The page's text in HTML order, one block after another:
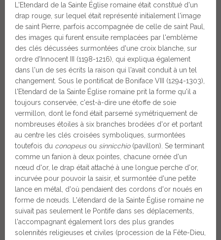
L'Etendard de la Sainte Église romaine était constitué d'un
drap rouge, sur lequel était représenté initialement l'image
de saint Pierre, parfois accompagnée de celle de saint Paul,
des images qui furent ensuite remplacées par l'emblème
des clés décussées surmontées d'une croix blanche, sur
ordre d'Innocent III (1198-1216), qui expliqua également
dans l'un de ses écrits la raison qui l'avait conduit à un tel
changement. Sous le pontificat de Boniface VIII (1294-1303),
l'Etendard de la Sainte Église romaine prit la forme qu'il a
toujours conservée, c'est-à-dire une étoffe de soie
vermillon, dont le fond était parsemé symétriquement de
nombreuses étoiles à six branches brodées d'or et portant
au centre les clés croisées symboliques, surmontées
toutefois du conopeusou sinnicchio(pavillon). Se terminant
comme un fanion à deux pointes, chacune ornée d'un
nœud d'or, le drap était attaché à une longue perche d'or,
incurvée pour pouvoir la saisir, et surmontée d'une petite
lance en métal, d'où pendaient des cordons d'or noués en
forme de nœuds. L'étendard de la Sainte Église romaine ne
suivait pas seulement le Pontife dans ses déplacements,
l'accompagnant également lors des plus grandes
solennités religieuses et civiles (procession de la Fête-Dieu,